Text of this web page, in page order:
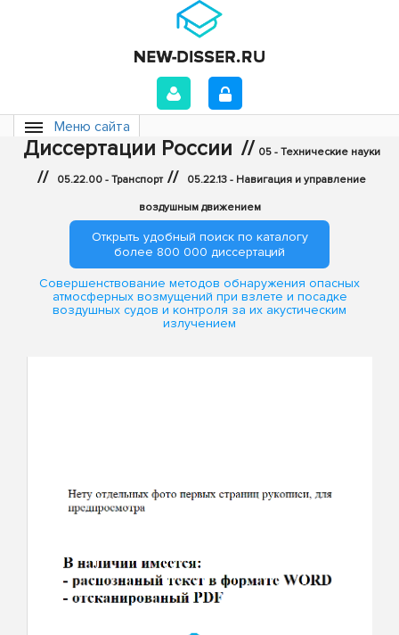
Меню сайта
Диссертации России // 05 - Технические науки
// 05.22.00 - Транспорт // 05.22.13 - Навигация и управление
воздушным движением
Открыть удобный поиск по каталогу
более 800 000 диссертаций
Совершенствование методов обнаружения опасных
атмосферных возмущений при взлете и посадке
воздушных судов и контроля за их акустическим
излучением